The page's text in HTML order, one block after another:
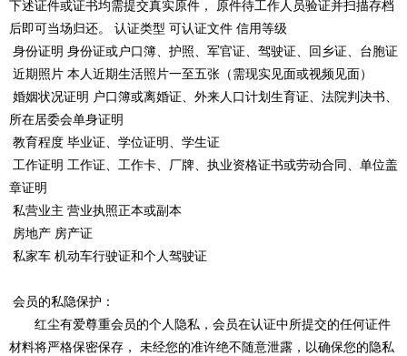
下述证件或证书均需提交真实原件， 原件待工作人员验证并扫描存档
后即可当场归还。 认证类型 可认证文件 信用等级
身份证明 身份证或户口簿、护照、军官证、驾驶证、回乡证、台胞证
近期照片 本人近期生活照片一至五张（需现实见面或视频见面）
婚姻状况证明 户口簿或离婚证、外来人口计划生育证、法院判决书、
所在居委会单身证明
教育程度 毕业证、学位证明、学生证
工作证明 工作证、工作卡、厂牌、执业资格证书或劳动合同、单位盖
章证明
私营业主 营业执照正本或副本
房地产 房产证
私家车 机动车行驶证和个人驾驶证
会员的私隐保护：
红尘有爱尊重会员的个人隐私，会员在认证中所提交的任何证件
材料将严格保密保存， 未经您的准许绝不随意泄露，以确保您的隐私